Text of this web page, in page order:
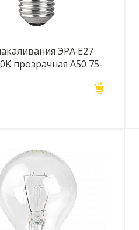
ЭРА E27
прозрачная A50 75-